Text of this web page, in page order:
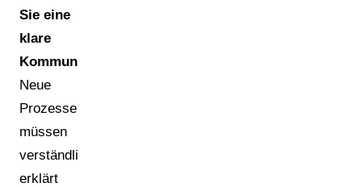
Sie eine
klare
Kommunikationsstrategie.
Neue
Prozesse
müssen
verständlich
erklärt